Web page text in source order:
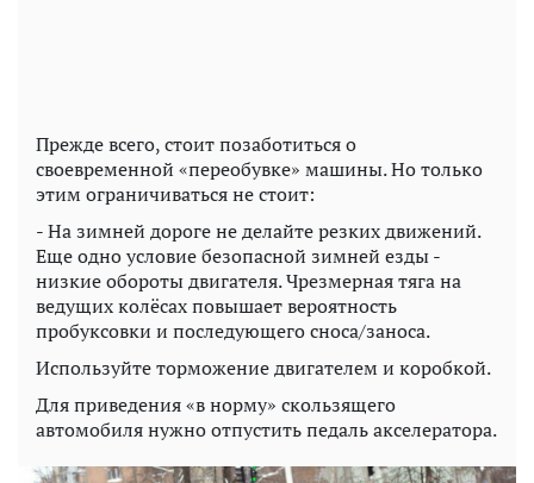
Прежде всего, стоит позаботиться о
своевременной «переобувке» машины. Но только
этим ограничиваться не стоит:
- На зимней дороге не делайте резких движений.
Еще одно условие безопасной зимней езды -
низкие обороты двигателя. Чрезмерная тяга на
ведущих колёсах повышает вероятность
пробуксовки и последующего сноса/заноса.
Используйте торможение двигателем и коробкой.
Для приведения «в норму» скользящего
автомобиля нужно отпустить педаль акселератора.